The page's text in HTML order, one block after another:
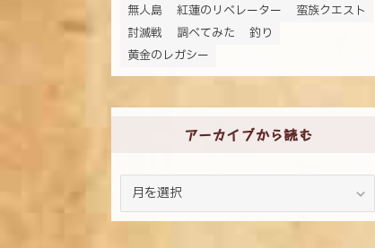
無人島
紅蓮のリベレーター
蛮族クエスト
討滅戦
調べてみた
釣り
黄金のレガシー
アーカイブから読む
カ